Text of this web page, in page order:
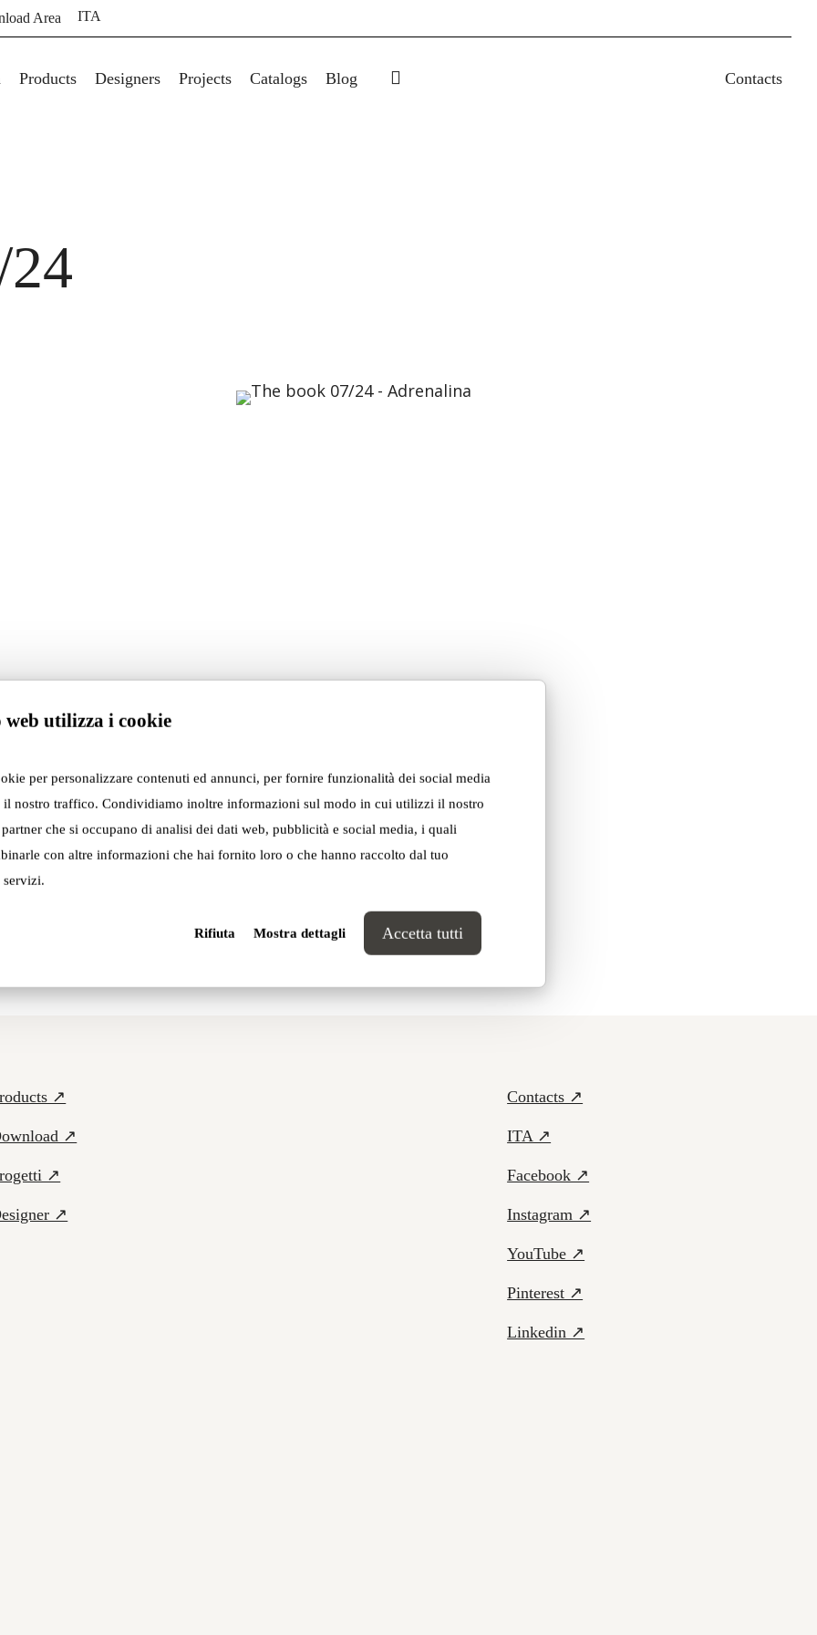
web utilizza i cookie
per personalizzare contenuti ed annunci, per fornire funzionalità dei social media
il nostro traffico. Condividiamo inoltre informazioni sul modo in cui utilizzi il nostro
che si occupano di analisi dei dati web, pubblicità e social media, i quali
con altre informazioni che hai fornito loro o che hanno raccolto dal tuo
Rifiuta Mostra dettagli Accetta tutti
Area ITA
Products Designers Projects Catalogs Blog Contacts
in dialogue with an era
blends
and art.
integrate into the environment,
to a shared language.
Brinidisi House Museum
↗
↗
↗
↗
Contacts ↗
ITA ↗
Facebook ↗
Instagram ↗
YouTube ↗
Pinterest ↗
Linkedin ↗